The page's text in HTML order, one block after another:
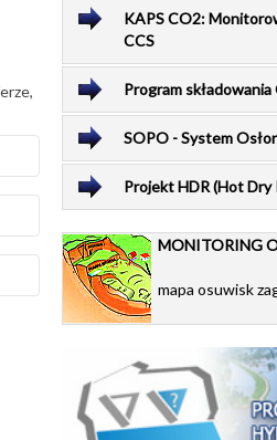
KAPS CO2:
CCS
Program składowania
SOPO - System
Projekt HDR (Hot Dry
MONITORING
mapa osuwisk